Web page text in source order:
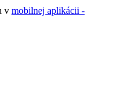
v mobilnej aplikácii -